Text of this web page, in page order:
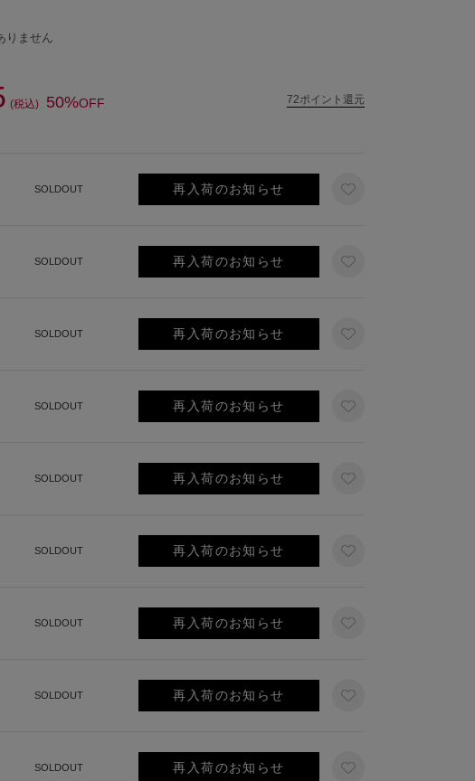
りません
(税込) 50%OFF 72ポイント還元
SOLDOUT 再入荷のお知らせ
SOLDOUT 再入荷のお知らせ
SOLDOUT 再入荷のお知らせ
SOLDOUT 再入荷のお知らせ
SOLDOUT 再入荷のお知らせ
SOLDOUT 再入荷のお知らせ
SOLDOUT 再入荷のお知らせ
SOLDOUT 再入荷のお知らせ
SOLDOUT 再入荷のお知らせ